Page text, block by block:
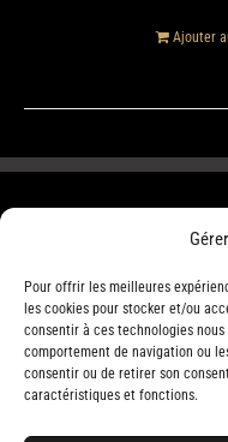
Pour offrir les meilleures
les cookies pour stocker et/ou
consentir à ces technologies
comportement de navigation ou
consentir ou de retirer son
caractéristiques et fonctions.
Ajouter